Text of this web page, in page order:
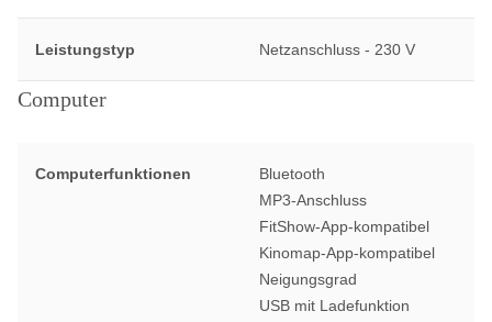
Leistungstyp Netzanschluss - 230 V
Computer
Computerfunktionen
Bluetooth
MP3-Anschluss
FitShow-App-kompatibel
Kinomap-App-kompatibel
Neigungsgrad
USB mit Ladefunktion